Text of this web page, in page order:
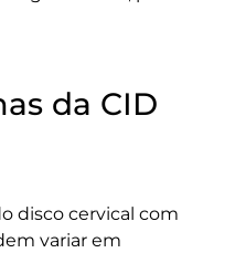
da CID
disco cervical com
variar em